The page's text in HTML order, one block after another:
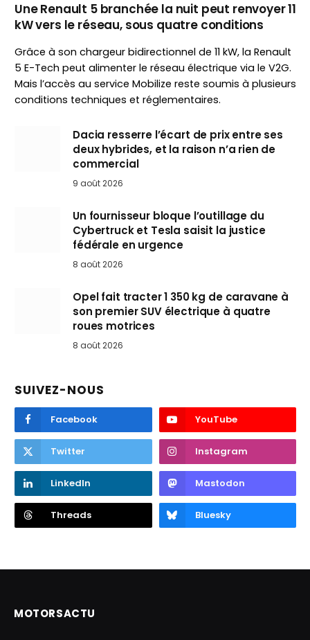
Une Renault 5 branchée la nuit peut renvoyer 11
kW vers le réseau, sous quatre conditions
Grâce à son chargeur bidirectionnel de 11 kW, la Renault
5 E-Tech peut alimenter le réseau électrique via le V2G.
Mais l’accès au service Mobilize reste soumis à plusieurs
conditions techniques et réglementaires.
Dacia resserre l’écart de prix entre ses
deux hybrides, et la raison n’a rien de
commercial
9 août 2026
Un fournisseur bloque l’outillage du
Cybertruck et Tesla saisit la justice
fédérale en urgence
8 août 2026
Opel fait tracter 1 350 kg de caravane à
son premier SUV électrique à quatre
roues motrices
8 août 2026
SUIVEZ-NOUS
Facebook YouTube
Twitter Instagram
LinkedIn Mastodon
Threads Bluesky
MOTORSACTU